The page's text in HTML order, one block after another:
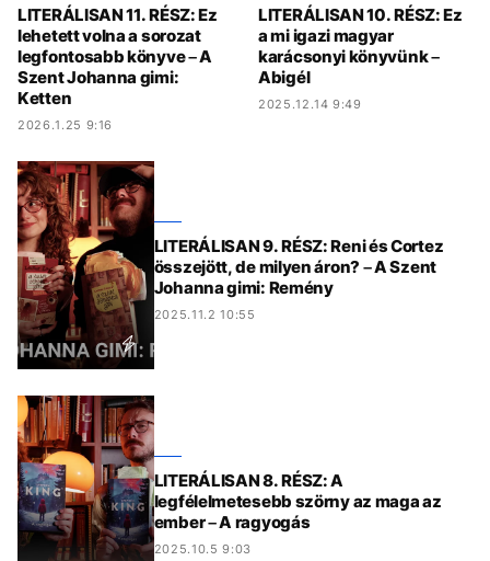
LITERÁLISAN 11. RÉSZ: Ez
lehetett volna a sorozat
legfontosabb könyve – A
Szent Johanna gimi:
Ketten
2026.1.25 9:16
LITERÁLISAN 10. RÉSZ: Ez
a mi igazi magyar
karácsonyi könyvünk –
Abigél
2025.12.14 9:49
LITERÁLISAN 9. RÉSZ: Reni és Cortez
összejött, de milyen áron? – A Szent
Johanna gimi: Remény
2025.11.2 10:55
LITERÁLISAN 8. RÉSZ: A
legfélelmetesebb szörny az maga az
ember – A ragyogás
2025.10.5 9:03